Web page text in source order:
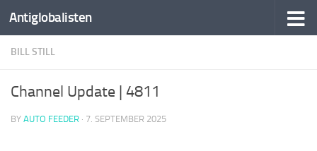
Antiglobalisten
BILL STILL
Channel Update | 4811
BY AUTO FEEDER · 7. SEPTEMBER 2025